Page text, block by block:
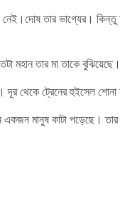
নেই।দোষ তার ভাগ্যের।
কতটা মহান তার মা তাকে
দূর থেকে ট্রেনের হুইসেল শোনা
একজন মানুষ কাটা পড়েছে।